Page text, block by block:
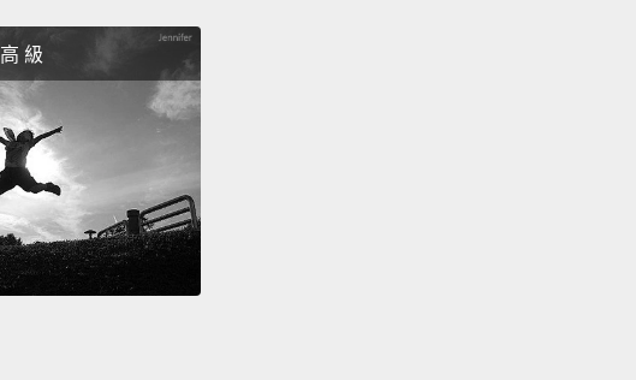
首都之一，它真的是一塊還沒被發覺的寶地。很輕鬆就可以在
街上漫步然後有所收穫。它是克羅埃西亞尚待發掘、與眾不同
的一面。
高 級